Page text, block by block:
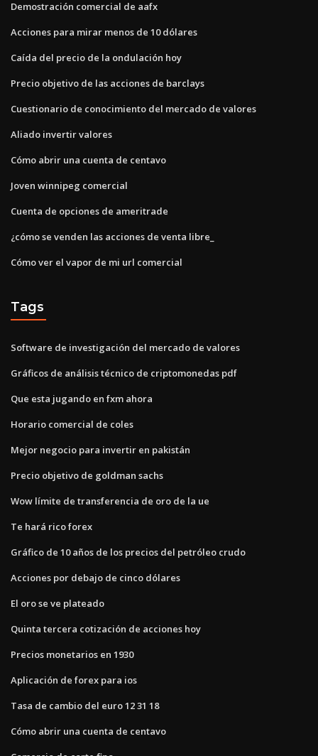
Demostración comercial de aafx
Acciones para mirar menos de 10 dólares
Caída del precio de la ondulación hoy
Precio objetivo de las acciones de barclays
Cuestionario de conocimiento del mercado de valores
Aliado invertir valores
Cómo abrir una cuenta de centavo
Joven winnipeg comercial
Cuenta de opciones de ameritrade
¿cómo se venden las acciones de venta libre_
Cómo ver el vapor de mi url comercial
Tags
Software de investigación del mercado de valores
Gráficos de análisis técnico de criptomonedas pdf
Que esta jugando en fxm ahora
Horario comercial de coles
Mejor negocio para invertir en pakistán
Precio objetivo de goldman sachs
Wow límite de transferencia de oro de la ue
Te hará rico forex
Gráfico de 10 años de los precios del petróleo crudo
Acciones por debajo de cinco dólares
El oro se ve plateado
Quinta tercera cotización de acciones hoy
Precios monetarios en 1930
Aplicación de forex para ios
Tasa de cambio del euro 12 31 18
Cómo abrir una cuenta de centavo